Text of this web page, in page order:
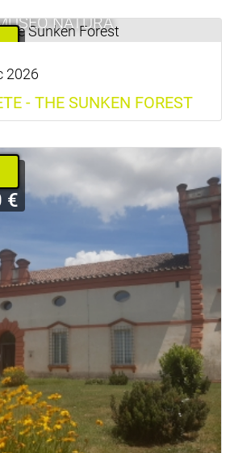
NATURA
€
2026
- THE SUNKEN FOREST
€